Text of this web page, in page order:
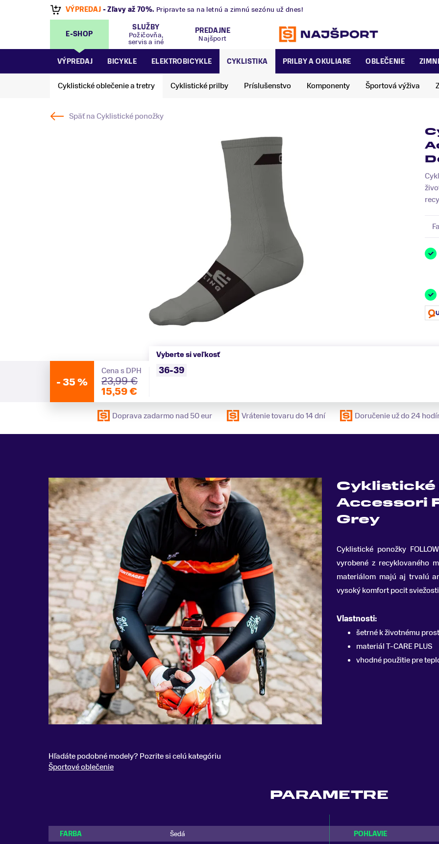
VÝPREDAJ - Zľavy až 70%. Pripravte sa na letnú a zimnú sezónu už dnes!
E-SHOP
SLUŽBY
Požičovňa,
servis a iné
PREDAJNE
Najšport
VÝPREDAJ BICYKLE ELEKTROBICYKLE CYKLISTIKA PRILBY A OKULIARE OBLEČENIE
Cyklistické oblečenie a tretry Cyklistické prilby Príslušenstvo Komponenty Športová výživa
Späť naCyklistické ponožky
-35 %
Cena s DPH
23,99 €
15,59 €
Vyberte si veľkosť
36-39
Doprava zadarmo nad 50 eur Vrátenie tovaru do 14 dní Doručenie už do 24
Cyklistické
Accessori
Grey
Cyklistické ponožky
vyrobené z recyklovaného
materiálom majú aj trvalú
vysoký komfort pocit
Vlastnosti:
šetrné k životnému
materiál T-CARE PLUS
vhodné použitie pre
Hľadáte podobné modely? Pozrite si celú kategóriu
Športové oblečenie
PARAMETRE
FARBA Šedá POHLAVIE